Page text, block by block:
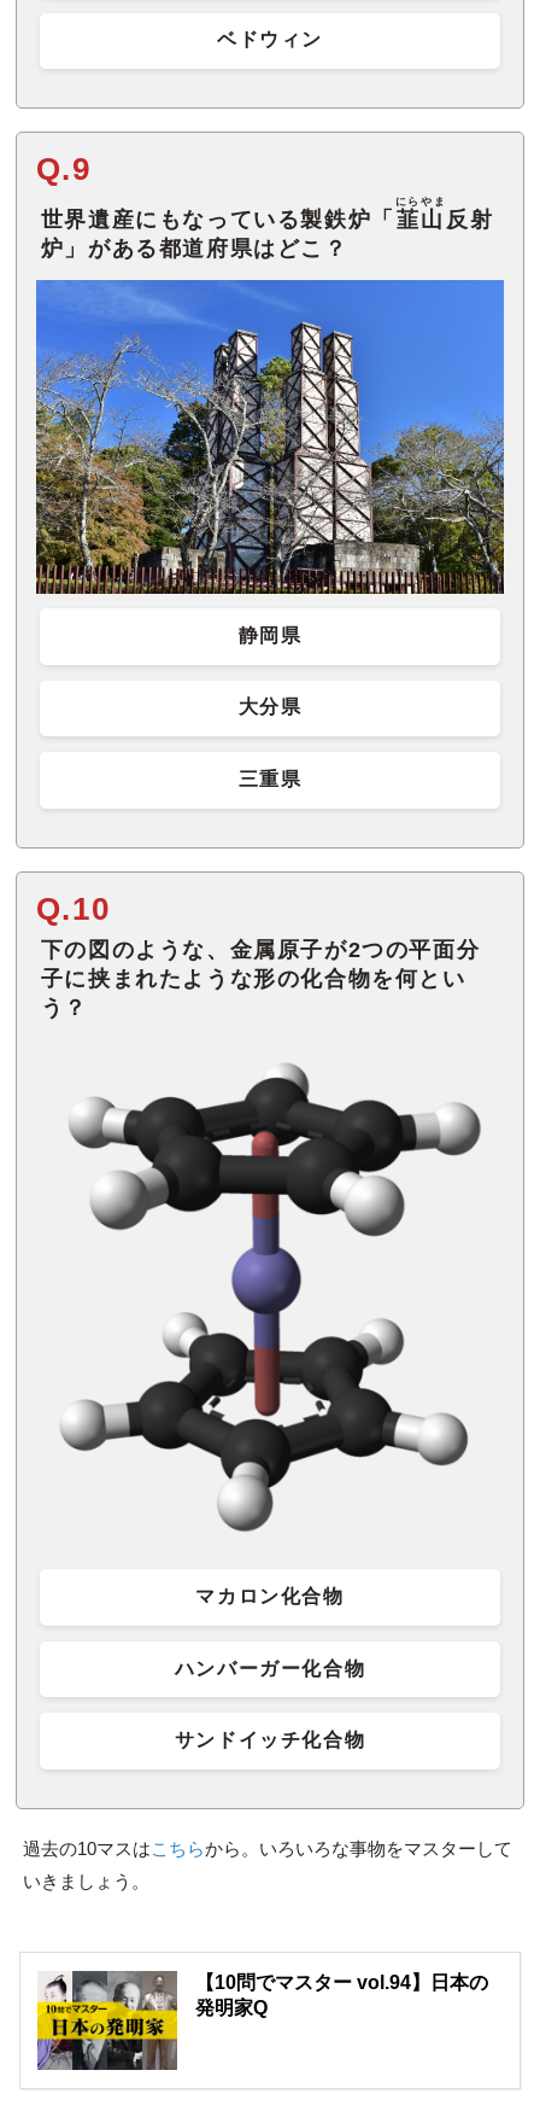
ベドウィン
Q.9
世界遺産にもなっている製鉄炉「 韮山
にらやま
反射
炉」がある都道府県はどこ？
静岡県
大分県
三重県
Q.10
下の図のような、金属原子が2つの平面分
子に挟まれたような形の化合物を何とい
う？
マカロン化合物
ハンバーガー化合物
サンドイッチ化合物
過去の10マスはこちらから。いろいろな事物をマスターして
いきましょう。
【10問でマスター vol.94】日本の
発明家Q